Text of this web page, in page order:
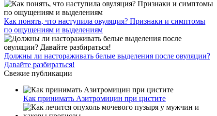
Как понять, что наступила овуляция? Признаки и симптомы
по ощущениям и выделениям
Должны ли настораживать белые выделения после овуляции?
Давайте разбираться!
Свежие публикации
Как принимать Азитромицин при цистите